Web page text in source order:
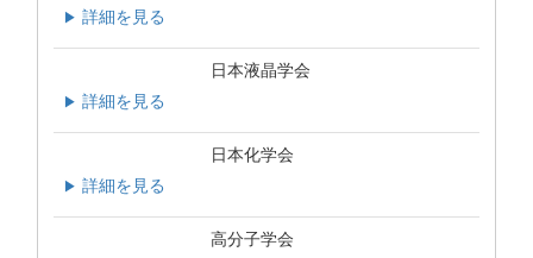
▶ 詳細を見る
日本液晶学会
▶ 詳細を見る
日本化学会
▶ 詳細を見る
高分子学会